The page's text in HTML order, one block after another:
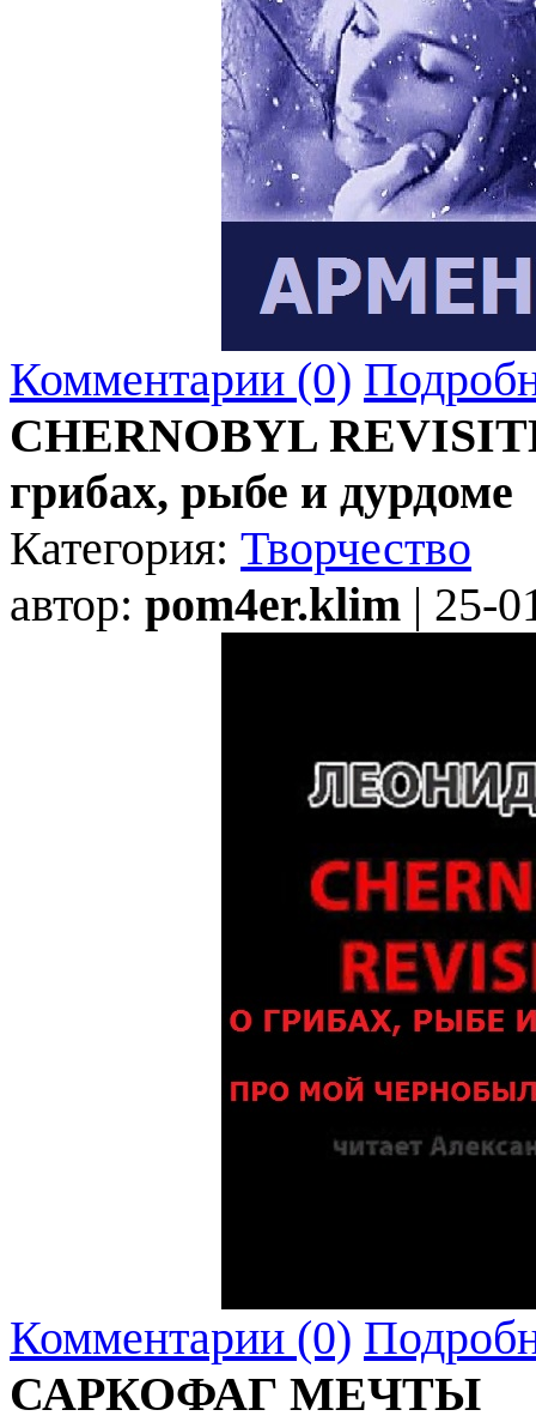
Комментарии (0)
CHERNOBYL
грибах, рыбе и дурдоме
Категория: Творчество
автор: pom4er.klim | 25-
Комментарии (0)
САРКОФАГ МЕЧТЫ